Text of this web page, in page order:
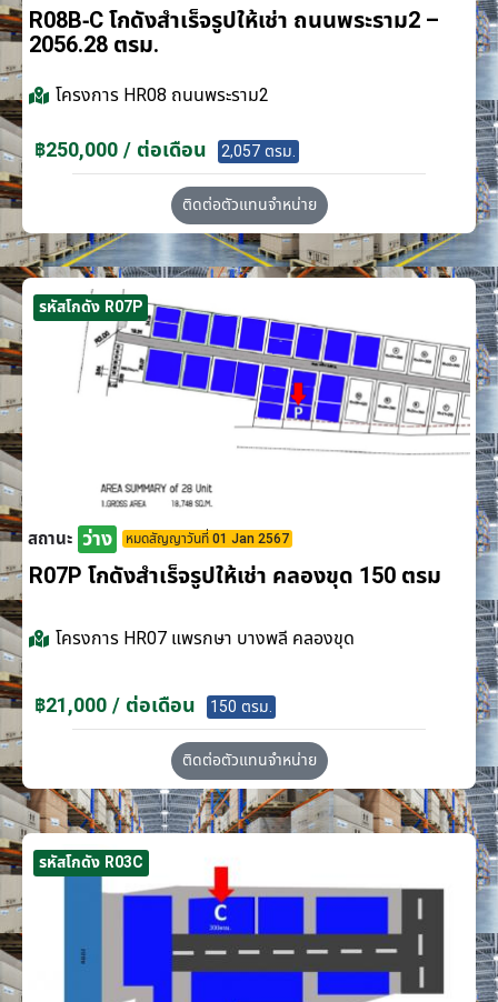
R08B-C โกดังสำเร็จรูปให้เช่า ถนนพระราม2 –
2056.28 ตรม.
โครงการ HR08 ถนนพระราม2
฿250,000 / ต่อเดือน 2,057 ตรม.
ติดต่อตัวแทนจำหน่าย
รหัสโกดัง R07P
สถานะ ว่าง หมดสัญญาวันที่ 01 Jan 2567
R07P โกดังสำเร็จรูปให้เช่า คลองขุด 150 ตรม
โครงการ HR07 แพรกษา บางพลี คลองขุด
฿21,000 / ต่อเดือน 150 ตรม.
ติดต่อตัวแทนจำหน่าย
รหัสโกดัง R03C